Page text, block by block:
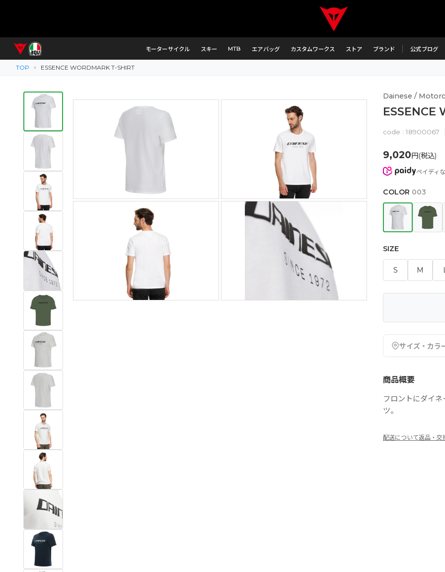
モーターサイクル スキー MTB エアバッグ カスタムワークス ストア ブランド 公式ブログ
TOP > ESSENCE WORDMARK T-SHIRT
Dainese /
ESSENCE
code : 18900067
9,020円(税込)
ペイディ
COLOR 003
SIZE
S M
サイズ・カラ
商品概要
フロントにダイ
ツ。
配送について返品・交